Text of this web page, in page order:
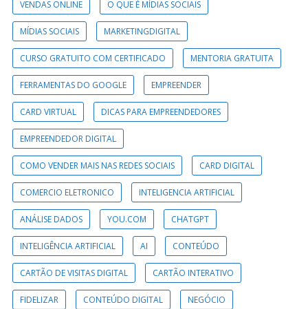
VENDAS ONLINE O QUE É MÍDIAS SOCIAIS
MÍDIAS SOCIAIS MARKETINGDIGITAL
CURSO GRATUITO COM CERTIFICADO MENTORIA GRATUITA
FERRAMENTAS DO GOOGLE EMPREENDER
CARD VIRTUAL DICAS PARA EMPREENDEDORES
EMPREENDEDOR DIGITAL
COMO VENDER MAIS NAS REDES SOCIAIS CARD DIGITAL
COMERCIO ELETRONICO INTELIGENCIA ARTIFICIAL
ANÁLISE DADOS YOU.COM CHATGPT
INTELIGÊNCIA ARTIFICIAL AI CONTEÚDO
CARTÃO DE VISITAS DIGITAL CARTÃO INTERATIVO
FIDELIZAR CONTEÚDO DIGITAL NEGÓCIO